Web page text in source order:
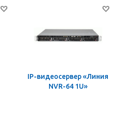
IP-видеосервер «Линия
NVR-64 1U»